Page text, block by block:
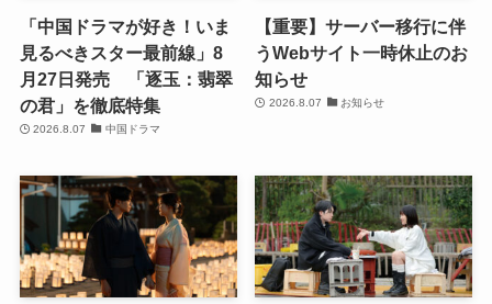
「中国ドラマが好き！いま
見るべきスター最前線」8
月27日発売 「逐玉：翡翠
の君」を徹底特集
2026.8.07 中国ドラマ
【重要】サーバー移行に伴
うWebサイト一時休止のお
知らせ
2026.8.07 お知らせ